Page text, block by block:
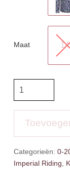
Maat
aantal
Categorieën: 0-
Imperial Riding